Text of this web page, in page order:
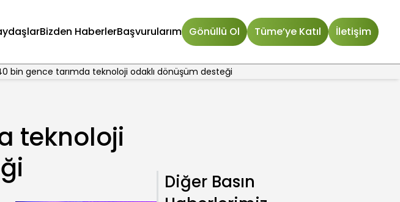
Bizden HaberlerBaşvurularım Gönüllü Ol Tüme’ye Katıl İletişim
bin gence tarımda teknoloji odaklı dönüşüm desteği
teknoloji
Diğer Basın